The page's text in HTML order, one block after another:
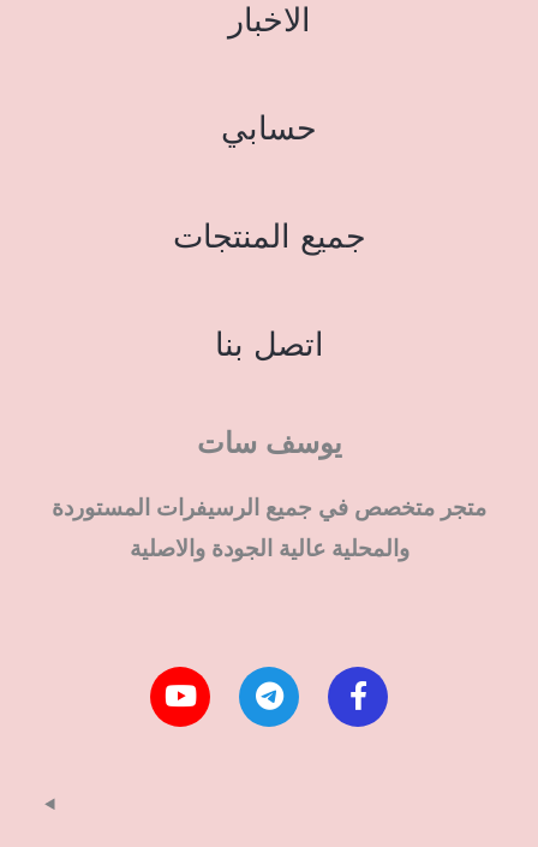
الاخبار
حسابي
جميع المنتجات
اتصل بنا
يوسف سات
متجر متخصص في جميع الرسيفرات المستوردة
والمحلية عالية الجودة والاصلية